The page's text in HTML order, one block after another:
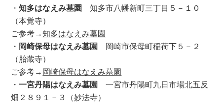
・知多はなえみ墓園 知多市八幡新町三丁目５－１０
（本覚寺）
ご参考→知多はなえみ墓園
・ 岡崎保母はなえみ墓園 岡崎市保母町稲荷下５－２
（胎蔵寺）
ご参考→ 岡崎保母はなえみ墓園
・一宮丹陽はなえみ墓園 一宮市丹陽町九日市場北五反
畑２８９１－３（妙法寺）